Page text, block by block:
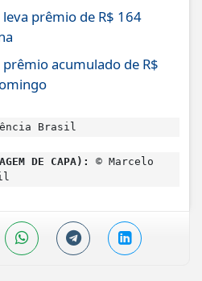
prêmio de R$ 164
acumulado de R$
Brasil
DE CAPA):
© Marcelo